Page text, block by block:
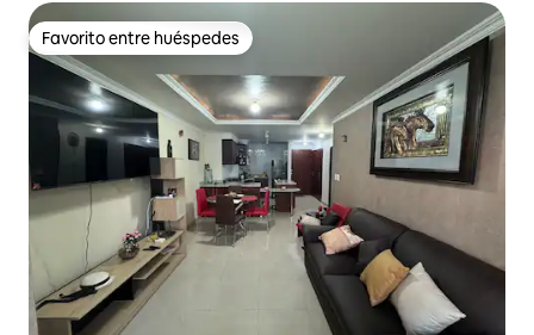
Favorito entre huéspedes
Favorito entre huéspedes